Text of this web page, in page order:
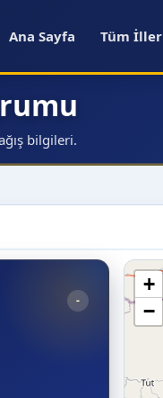
Ana Sayfa Tüm İller
bilgileri.
-
+
−